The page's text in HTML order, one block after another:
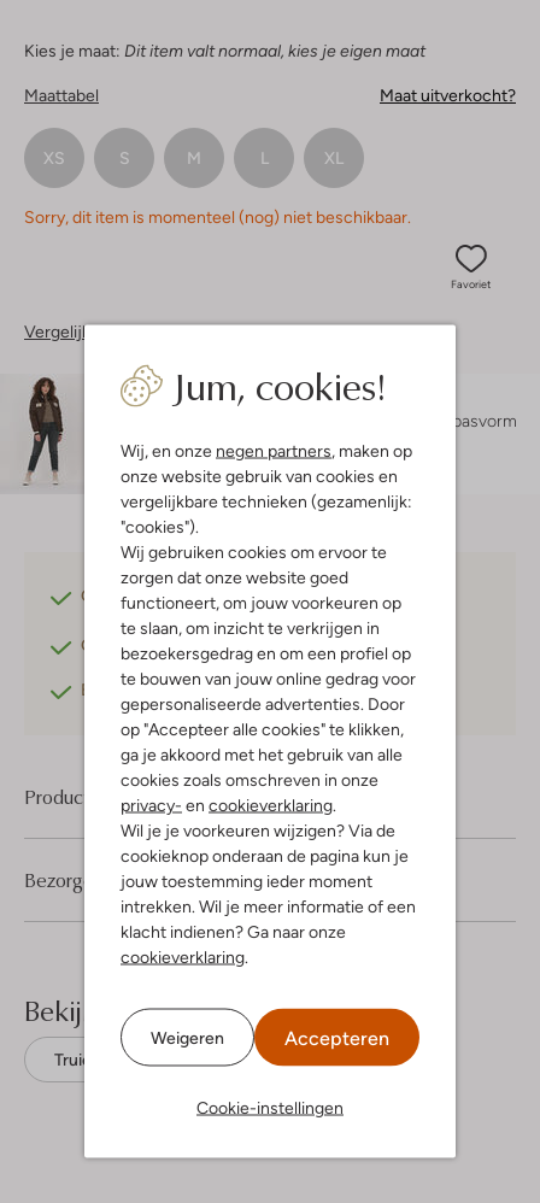
Jum, cookies!
Wij, en onze negen partners, maken op
onze website gebruik van cookies en
vergelijkbare technieken (gezamenlijk:
"cookies").
Wij gebruiken cookies om ervoor te
zorgen dat onze website goed
functioneert, om jouw voorkeuren op
te slaan, om inzicht te verkrijgen in
bezoekersgedrag en om een profiel op
te bouwen van jouw online gedrag voor
gepersonaliseerde advertenties. Door
op "Accepteer alle cookies" te klikken,
ga je akkoord met het gebruik van alle
cookies zoals omschreven in onze
privacy- en cookieverklaring.
Wil je je voorkeuren wijzigen? Via de
cookieknop onderaan de pagina kun je
jouw toestemming ieder moment
intrekken. Wil je meer informatie of een
klacht indienen? Ga naar onze
cookieverklaring.
Weigeren Accepteren
Cookie-instellingen
Kies je maat: Dit item valt normaal, kies je eigen maat
Maattabel Maat uitverkocht?
XS S M L XL
Sorry, dit item is momenteel (nog) niet beschikbaar.
Favoriet
Vergelijkbare items
Maatadvies
De pasvorm
losvallend.
Gratis verzending vanaf €75,-
Gratis retourneren binnen 30 dagen*
Betaal achteraf met Klarna
Product informatie
Bezorgen & retourneren
Bekijk meer
Truien Second Female Mohair